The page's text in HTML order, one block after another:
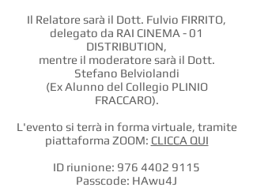
Il Relatore sarà il Dott. Fulvio FIRRITO,
delegato da RAI CINEMA - 01
DISTRIBUTION,
mentre il moderatore sarà il Dott.
Stefano Belviolandi
(Ex Alunno del Collegio PLINIO
FRACCARO).
L'evento si terrà in forma virtuale, tramite
piattaforma ZOOM: CLICCA QUI
ID riunione: 976 4402 9115
Passcode: HAwu4J